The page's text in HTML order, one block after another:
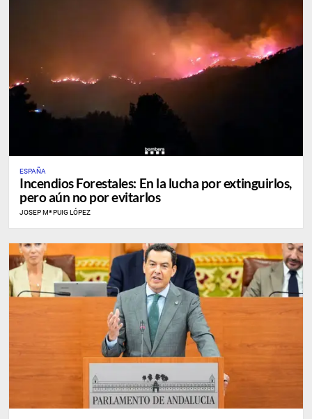
ESPAÑA
Incendios Forestales: En la lucha por extinguirlos,
pero aún no por evitarlos
JOSEP Mª PUIG LÓPEZ